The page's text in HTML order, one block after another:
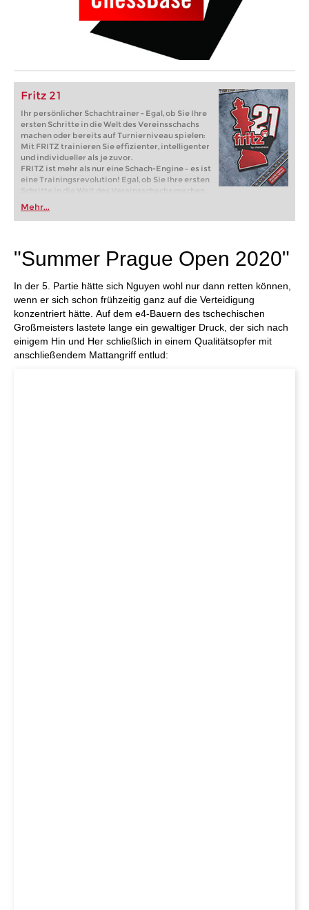
Fritz 21
Ihr persönlicher Schachtrainer - Egal, ob Sie Ihre
ersten Schritte in die Welt des Vereinsschachs
machen oder bereits auf Turnierniveau spielen:
Mit FRITZ trainieren Sie effizienter, intelligenter
und individueller als je zuvor.
FRITZ ist mehr als nur eine Schach-Engine – es ist
eine Trainingsrevolution! Egal, ob Sie Ihre ersten
Schritte in die Welt des Vereinsschachs machen
oder bereits auf Turnierniveau spielen: Mit
FRITZ trainieren Sie effizienter, intelligenter und
individueller als je zuvor.
Mehr...
"Summer Prague Open 2020"
In der 5. Partie hätte sich Nguyen wohl nur dann retten können,
wenn er sich schon frühzeitig ganz auf die Verteidigung
konzentriert hätte. Auf dem e4-Bauern des tschechischen
Großmeisters lastete lange ein gewaltiger Druck, der sich nach
einigem Hin und Her schließlich in einem Qualitätsopfer mit
anschließendem Mattangriff entlud: